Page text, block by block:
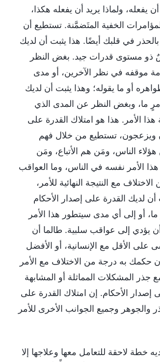
ولماذا يريد أن يفعله هكذا،
الخفية المتَضمَّنة. تستطيع أن
في قلبك أيضًا. هذا يثبت أن لديك
ذو مستوى قدرات جيد. بغض النظر
موقفه في نظر الآخرين، أو مدى
أو ما يقوله؛ وهذا يثبت أن لديك
ما، وبغض النظر عن المدى الذي
الأمر. هذا هو امتلاك القدرة على
ويزعجون، تستطيع من خلال فهم
الناس، ومَن هم الأتباع، ومَن
الأمر نفسه في الناس، وما العواقب
مع النتيجة النهائية للأمر،
لديك القدرة على إصدار الأحكام
أو إلى أي مدى سيتطور هذا الأمر
يؤدي إلى عواقب سلبية. طالما أن
الأقل مع الإنسانية، أو الأفضل
حكمك به درجة من الاختلاف مع الأمر
المشكلات المماثلة أو المشابهة
الأحكام. إن امتلاك القدرة على
والجوهر وجميع الجوانب الأخرى للأمر
خطة لاحقة للتعامل معها وعلاجها إلا